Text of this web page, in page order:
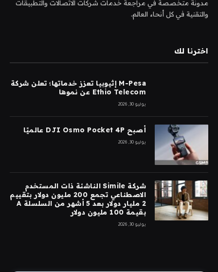
مدونة متخصصة في مراجعة خدمات شركات الاتصالات والتطبيقات
والتقنية في كل أنحاء العالم.
اخترنا لك
M-Pesa إثيوبيا تعزز خدماتها؛ تعلن شركة
Ethio Telecom عن نموها
يوليو 30, 2026
أصبح DJI Osmo Pocket 4P عالميًا
يوليو 30, 2026
شركة Simile الناشئة ذات المستخدم
الاصطناعي تجمع 200 مليون دولار بتقييم
2 مليار دولار بعد 5 أشهر من السلسلة A
بقيمة 100 مليون دولار
يوليو 30, 2026